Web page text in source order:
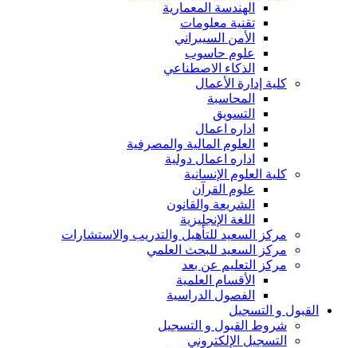
الهندسة المعمارية
تقنية معلومات
الأمن السيبراني
علوم حاسوب
الذكاء الاصطناعي
كلية إدارة الأعمال
المحاسبة
التسويق
اداره اعمال
العلوم المالية والمصرفية
اداره اعمال دولية
كلية العلوم الإنسانية
علوم القرآن
الشريعة والقانون
اللغة الإنجليزية
مركز السعيد للتأهيل والتدريب والاستشارات
مركز السعيد للبحث العلمي
مركز التعليم عن بعد
الأقسام العلمية
الفصول الدراسية
القبول و التسجيل
شروط القبول و التسجيل
التسجيل الإلكتروني